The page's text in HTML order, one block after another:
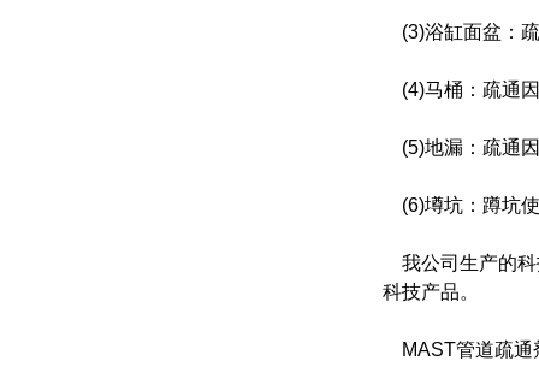
(3)浴缸面盆：
(4)马桶：疏通
(5)地漏：疏通
(6)墫坑：蹲坑
我公司生产的科
科技产品。
MAST管道疏通